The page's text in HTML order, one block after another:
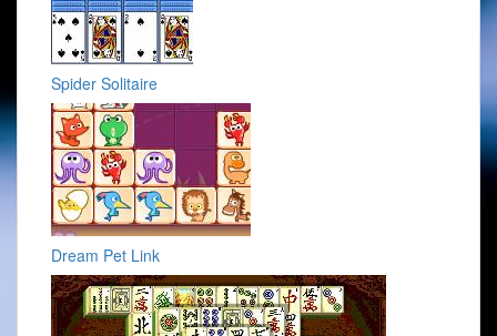
Spider Solitaire
Dream Pet Link